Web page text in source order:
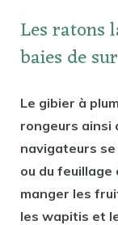
Les ratons
baies de
Le gibier à
rongeurs ainsi
navigateurs
ou du feuillage
manger les
les wapitis et